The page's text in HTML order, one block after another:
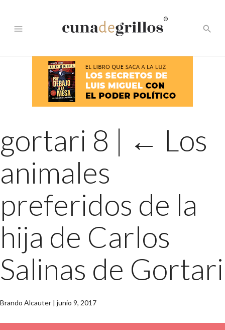
menu
®
search
gortari 8 | ← Los
animales
preferidos de la
hija de Carlos
Salinas de Gortari
Brando Alcauter | junio 9, 2017